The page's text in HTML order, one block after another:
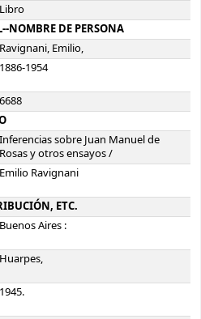
Libro
NOMBRE DE PERSONA
Ravignani, Emilio,
1886-1954
6688
Inferencias sobre Juan Manuel de
Rosas y otros ensayos /
Emilio Ravignani
ETC.
Buenos Aires :
Huarpes,
1945.